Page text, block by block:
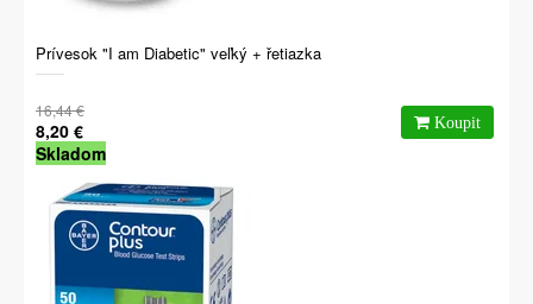
Prívesok "I am Diabetic" veľký + řetiazka
16,44 €
8,20 €
Skladom